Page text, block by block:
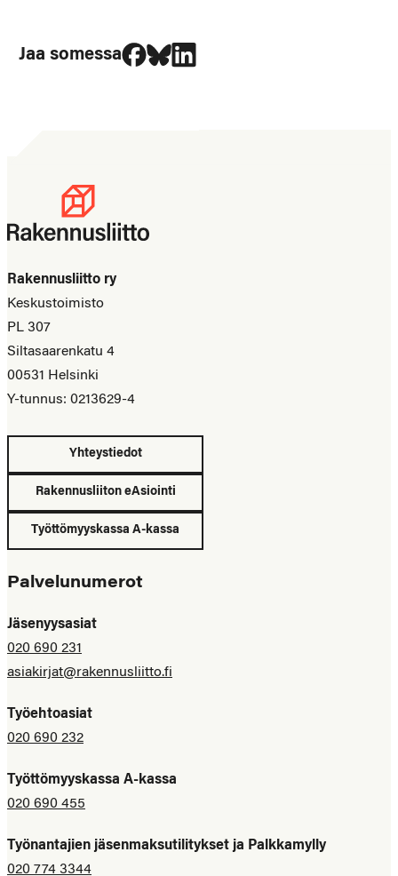
Jaa somessa
Jaa Facebookissa
Jaa Blueskyssa
Jaa LinkedIn:ssä
Rakennusliitto ry
Keskustoimisto
PL 307
Siltasaarenkatu 4
00531 Helsinki
Y-tunnus: 0213629-4
Yhteystiedot
Rakennusliiton eAsiointi
Työttömyyskassa A-kassa
Palvelunumerot
Jäsenyysasiat
020 690 231
asiakirjat@rakennusliitto.fi
Työehtoasiat
020 690 232
Työttömyyskassa A-kassa
020 690 455
Työnantajien jäsenmaksutilitykset ja Palkkamylly
020 774 3344